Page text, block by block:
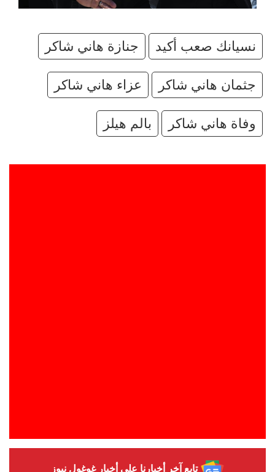
نسيانك صعب أكيد جنازة هاني شاكر
جثمان هاني شاكر عزاء هاني شاكر
وفاة هاني شاكر بالم هيلز
تابع آخر أخبارنا على أخبار غوغول نيوز